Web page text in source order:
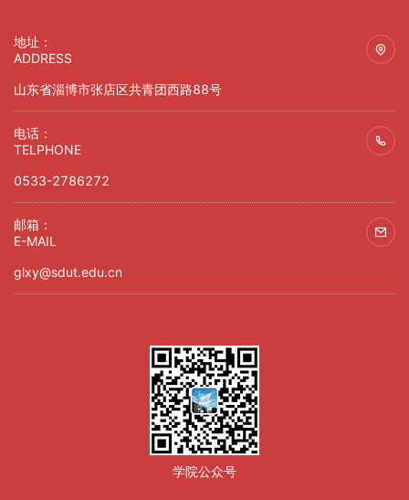
学院公众号
地址：
ADDRESS
山东省淄博市张店区共青团西路88号
电话：
TELPHONE
0533-2786272
邮箱：
E-MAIL
glxy@sdut.edu.cn